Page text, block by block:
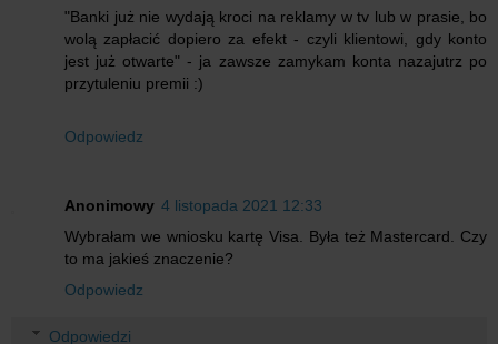
"Banki już nie wydają kroci na reklamy w tv lub w prasie, bo
wolą zapłacić dopiero za efekt - czyli klientowi, gdy konto
jest już otwarte" - ja zawsze zamykam konta nazajutrz po
przytuleniu premii :)
Odpowiedz
Anonimowy 4 listopada 2021 12:33
Wybrałam we wniosku kartę Visa. Była też Mastercard. Czy
to ma jakieś znaczenie?
Odpowiedz
Odpowiedzi